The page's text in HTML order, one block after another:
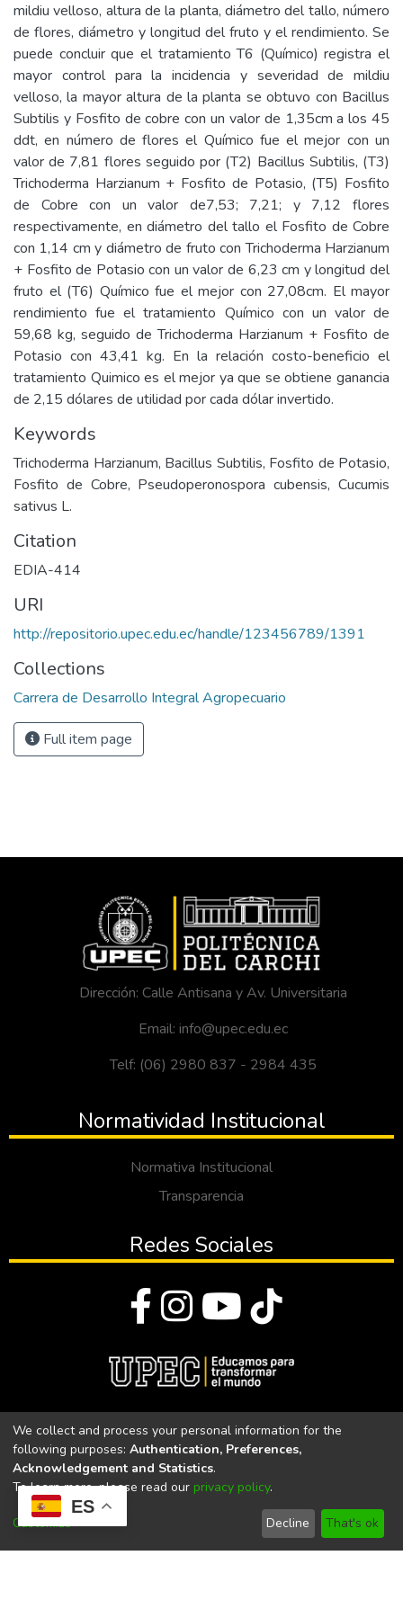
ES
mildiu velloso, altura de la planta, diámetro del tallo, número
de flores, diámetro y longitud del fruto y el rendimiento. Se
puede concluir que el tratamiento T6 (Químico) registra el
mayor control para la incidencia y severidad de mildiu
velloso, la mayor altura de la planta se obtuvo con Bacillus
Subtilis y Fosfito de cobre con un valor de 1,35cm a los 45
ddt, en número de flores el Químico fue el mejor con un
valor de 7,81 flores seguido por (T2) Bacillus Subtilis, (T3)
Trichoderma Harzianum + Fosfito de Potasio, (T5) Fosfito
de Cobre con un valor de7,53; 7,21; y 7,12 flores
respectivamente, en diámetro del tallo el Fosfito de Cobre
con 1,14 cm y diámetro de fruto con Trichoderma Harzianum
+ Fosfito de Potasio con un valor de 6,23 cm y longitud del
fruto el (T6) Químico fue el mejor con 27,08cm. El mayor
rendimiento fue el tratamiento Químico con un valor de
59,68 kg, seguido de Trichoderma Harzianum + Fosfito de
Potasio con 43,41 kg. En la relación costo-beneficio el
tratamiento Quimico es el mejor ya que se obtiene ganancia
de 2,15 dólares de utilidad por cada dólar invertido.
Keywords
Trichoderma Harzianum, Bacillus Subtilis, Fosfito de Potasio,
Fosfito de Cobre, Pseudoperonospora cubensis, Cucumis
sativus L.
Citation
EDIA-414
URI
http://repositorio.upec.edu.ec/handle/123456789/1391
Collections
Carrera de Desarrollo Integral Agropecuario
Full item page
Dirección: Calle Antisana y Av. Universitaria
Email: info@upec.edu.ec
Telf: (06) 2980 837 - 2984 435
Normatividad Institucional
Normativa Institucional
Transparencia
Redes Sociales
Universidad Politécnica Estatal del Carchi
Universidad Politécnica Estatal del Carchi | Acreditada por el
CACES Resolución N°. 160-SE-33-CACES-2020
We collect and process your personal information for the
following purposes: Authentication, Preferences,
Acknowledgement and Statistics.
To learn more, please read our privacy policy.
Customize Decline That's ok